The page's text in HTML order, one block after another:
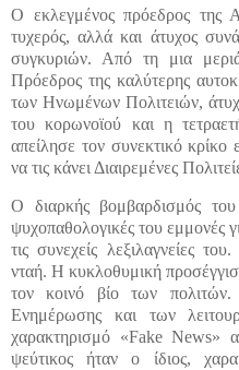
Ο εκλεγμένος πρόεδρος της
τυχερός, αλλά και άτυχος
συγκυριών. Από τη μια μεριά
Πρόεδρος της καλύτερης
των Ηνωμένων Πολιτειών,
του κορωνοϊού και η
απείλησε τον συνεκτικό κρίκο
να τις κάνει Διαιρεμένες
Ο διαρκής βομβαρδισμός
ψυχοπαθολογικές του εμμονές
τις συνεχείς λεξιλαγνείες
νταή. Η κυκλοθυμική
τον κοινό βίο των
Ενημέρωσης και των
χαρακτηρισμό «Fake News»
ψεύτικος ήταν ο ίδιος,